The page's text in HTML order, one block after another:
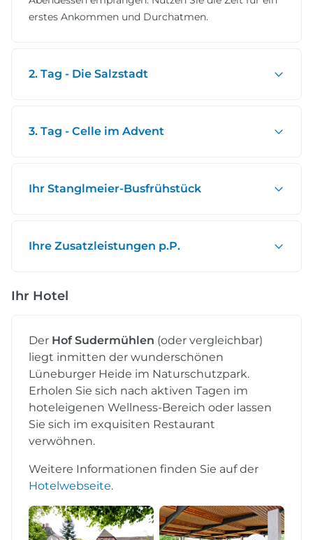
erstes Ankommen und Durchatmen.
2. Tag - Die Salzstadt
3. Tag - Celle im Advent
Ihr Stanglmeier-Busfrühstück
Ihre Zusatzleistungen p.P.
Ihr Hotel
Der Hof Sudermühlen (oder vergleichbar)
liegt inmitten der wunderschönen
Lüneburger Heide im Naturschutzpark.
Erholen Sie sich nach aktiven Tagen im
hoteleigenen Wellness-Bereich oder lassen
Sie sich im exquisiten Restaurant
verwöhnen.
Weitere Informationen finden Sie auf der
Hotelwebseite.